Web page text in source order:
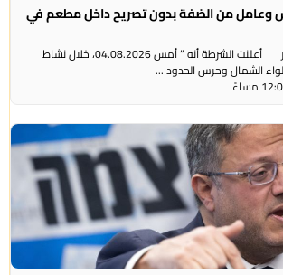
من الضفة بدون تصريح داخل مطعم في
راديو الناس – بث مباشر أعلنت الشرطة أنه ” أمس 04.08.2026، خلال نشاط
الشمال وحرس الحدود ...